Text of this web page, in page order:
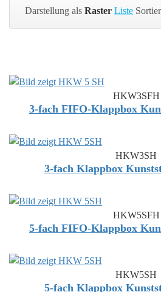
Darstellung als Raster Liste
HKW3SFH
3-fach FIFO-Klappbox
HKW3SH
3-fach Klappbox
HKW5SFH
5-fach FIFO-Klappbox
HKW5SH
5-fach Klappbox